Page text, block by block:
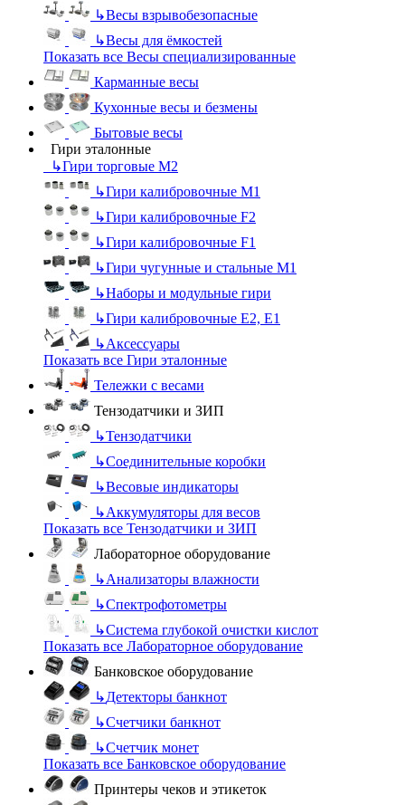
↳Весы взрывобезопасные
↳Весы для ёмкостей
Показать все Весы специализированные
Карманные весы
Кухонные весы и безмены
Бытовые весы
Гири эталонные
↳Гири торговые М2
↳Гири калибровочные М1
↳Гири калибровочные F2
↳Гири калибровочные F1
↳Гири чугунные и стальные М1
↳Наборы и модульные гири
↳Гири калибровочные E2, Е1
↳Аксессуары
Показать все Гири эталонные
Тележки с весами
Тензодатчики и ЗИП
↳Тензодатчики
↳Соединительные коробки
↳Весовые индикаторы
↳Аккумуляторы для весов
Показать все Тензодатчики и ЗИП
Лабораторное оборудование
↳Анализаторы влажности
↳Спектрофотометры
↳Система глубокой очистки кислот
Показать все Лабораторное оборудование
Банковское оборудование
↳Детекторы банкнот
↳Счетчики банкнот
↳Счетчик монет
Показать все Банковское оборудование
Принтеры чеков и этикеток